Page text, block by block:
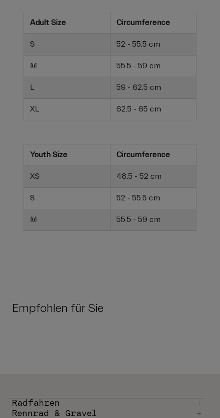
Adult Size Circumference
S 52 - 55.5 cm
M 55.5 - 59 cm
L 59 - 62.5 cm
XL 62.5 - 65 cm
Youth Size Circumference
XS 48.5 - 52 cm
S 52 - 55.5 cm
M 55.5 - 59 cm
Empfohlen für Sie
Radfahren
Rennrad & Gravel